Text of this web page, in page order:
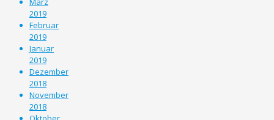
2019
Februar
2019
Januar
2019
Dezember
2018
November
2018